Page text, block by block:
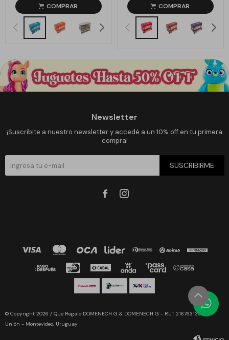
Newsletter
¡Suscribite a nuestro newsletter y accedé a un 10% off en tu primera
compra!
SUSCRIBIRME
 
© Copyright 2026 / Que Regalo DOMENECH G & DOMENECH G - RUT 216763130019 -
Unión - Montevideo, Uruguay